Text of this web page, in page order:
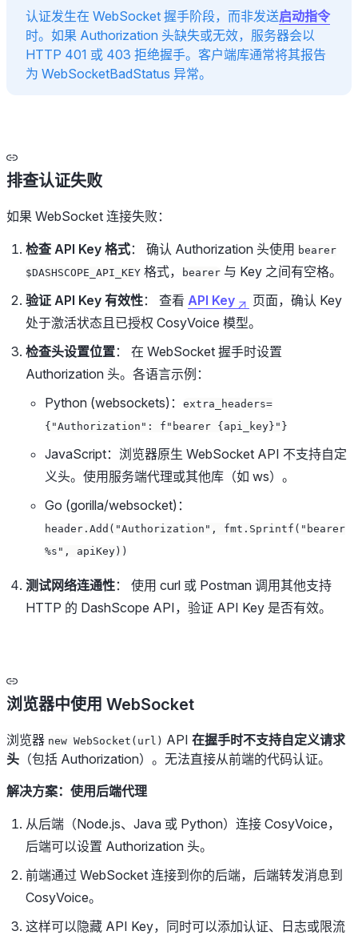
认证发生在 WebSocket 握手阶段，而非发送启动指令
时。如果 Authorization 头缺失或无效，服务器会以
HTTP 401 或 403 拒绝握手。客户端库通常将其报告
为 WebSocketBadStatus 异常。
排查认证失败
如果 WebSocket 连接失败：
检查 API Key 格式： 确认 Authorization 头使用 bearer
$DASHSCOPE_API_KEY 格式， bearer 与 Key 之间有空格。
验证 API Key 有效性： 查看 API Key
页面，确认 Key
处于激活状态且已授权 CosyVoice 模型。
检查头设置位置： 在 WebSocket 握手时设置
Authorization 头。各语言示例：
Python (websockets)：
extra_headers=
{"Authorization": f"bearer {api_key}"}
JavaScript：浏览器原生 WebSocket API 不支持自定
义头。使用服务端代理或其他库（如 ws）。
Go (gorilla/websocket)：
header.Add("Authorization", fmt.Sprintf("bearer
%s", apiKey))
测试网络连通性： 使用 curl 或 Postman 调用其他支持
HTTP 的 DashScope API，验证 API Key 是否有效。
浏览器中使用 WebSocket
浏览器 new WebSocket(url) API 在握手时不支持自定义请求
头 （包括 Authorization）。无法直接从前端的代码认证。
解决方案：使用后端代理
从后端（Node.js、Java 或 Python）连接 CosyVoice，
后端可以设置 Authorization 头。
前端通过 WebSocket 连接到你的后端，后端转发消息到
CosyVoice。
这样可以隐藏 API Key，同时可以添加认证、日志或限流